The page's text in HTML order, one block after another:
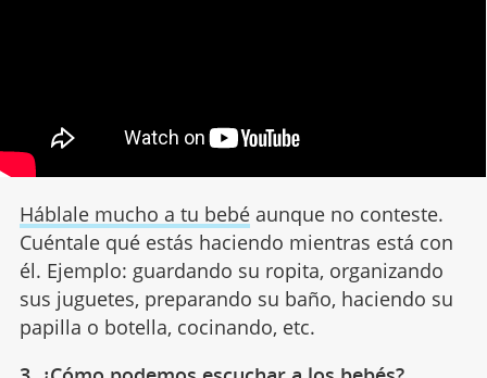
Háblale mucho a tu bebéaunque no conteste.
Cuéntale qué estás haciendo mientras está con
él. Ejemplo: guardando su ropita, organizando
sus juguetes, preparando su baño, haciendo su
papilla o botella, cocinando, etc.